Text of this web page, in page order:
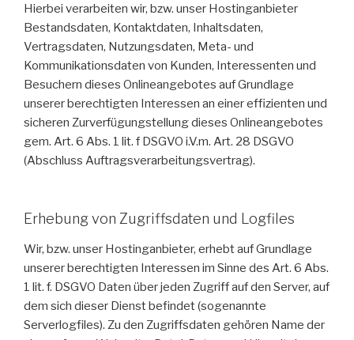
Hierbei verarbeiten wir, bzw. unser Hostinganbieter
Bestandsdaten, Kontaktdaten, Inhaltsdaten,
Vertragsdaten, Nutzungsdaten, Meta- und
Kommunikationsdaten von Kunden, Interessenten und
Besuchern dieses Onlineangebotes auf Grundlage
unserer berechtigten Interessen an einer effizienten und
sicheren Zurverfügungstellung dieses Onlineangebotes
gem. Art. 6 Abs. 1 lit. f DSGVO i.V.m. Art. 28 DSGVO
(Abschluss Auftragsverarbeitungsvertrag).
Erhebung von Zugriffsdaten und Logfiles
Wir, bzw. unser Hostinganbieter, erhebt auf Grundlage
unserer berechtigten Interessen im Sinne des Art. 6 Abs.
1 lit. f. DSGVO Daten über jeden Zugriff auf den Server, auf
dem sich dieser Dienst befindet (sogenannte
Serverlogfiles). Zu den Zugriffsdaten gehören Name der